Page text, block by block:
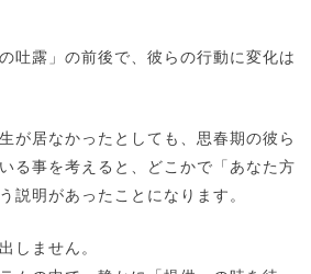
吐露」の前後で、彼らの行動に変化は
が居なかったとしても、思春期の彼ら
る事を考えると、どこかで「あなた方
説明があったことになります。
しません。